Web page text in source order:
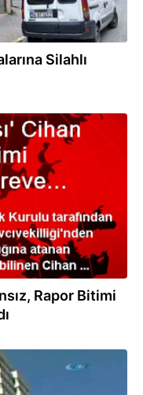
Silahlı
Rapor Bitimi